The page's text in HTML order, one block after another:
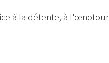
à la détente, à